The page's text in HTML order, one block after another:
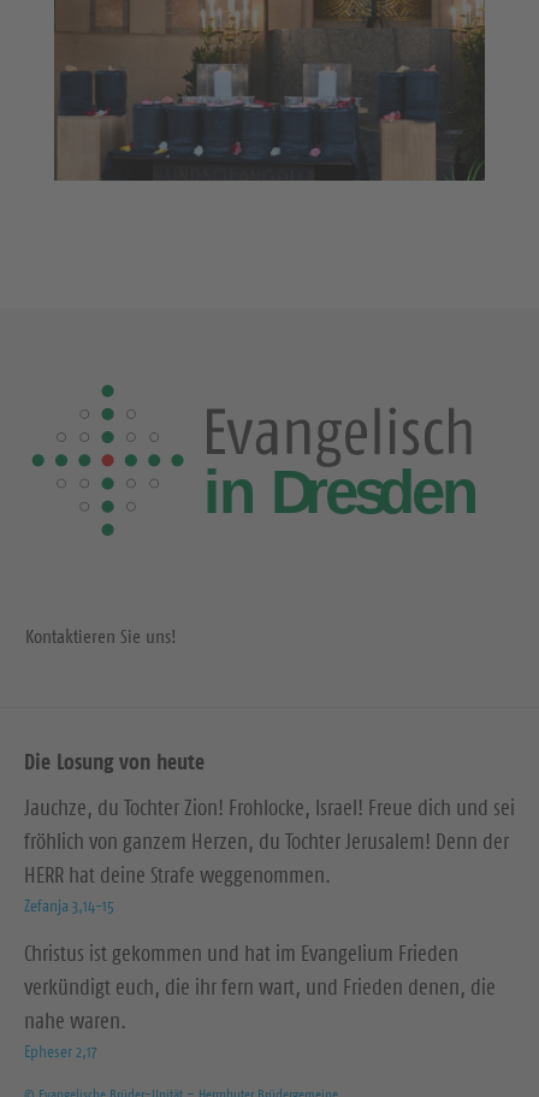
Kontaktieren Sie uns!
Die Losung von heute
Jauchze, du Tochter Zion! Frohlocke, Israel! Freue dich und sei
fröhlich von ganzem Herzen, du Tochter Jerusalem! Denn der
HERR hat deine Strafe weggenommen.
Zefanja 3,14-15
Christus ist gekommen und hat im Evangelium Frieden
verkündigt euch, die ihr fern wart, und Frieden denen, die
nahe waren.
Epheser 2,17